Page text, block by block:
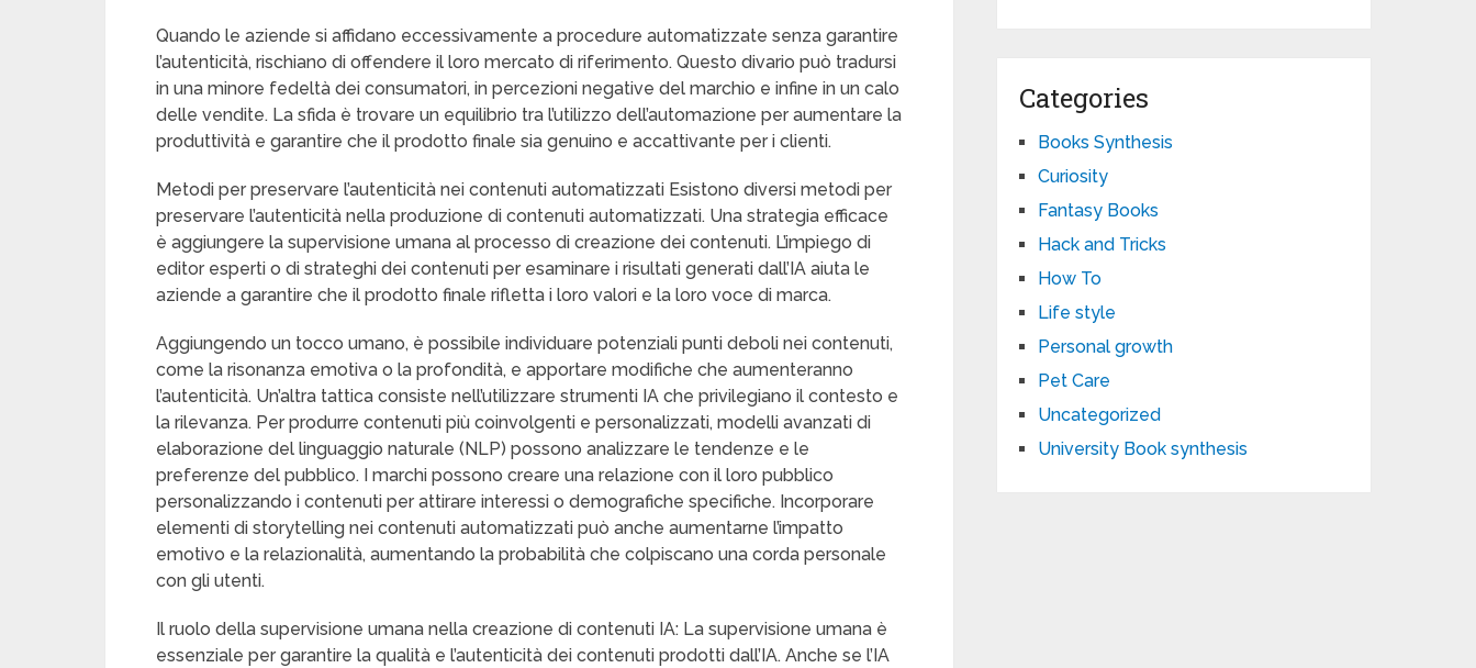
Quando le aziende si affidano eccessivamente a procedure automatizzate senza garantire
l’autenticità, rischiano di offendere il loro mercato di riferimento. Questo divario può tradursi
in una minore fedeltà dei consumatori, in percezioni negative del marchio e infine in un calo
delle vendite. La sfida è trovare un equilibrio tra l’utilizzo dell’automazione per aumentare la
produttività e garantire che il prodotto finale sia genuino e accattivante per i clienti.
Metodi per preservare l’autenticità nei contenuti automatizzati Esistono diversi metodi per
preservare l’autenticità nella produzione di contenuti automatizzati. Una strategia efficace
è aggiungere la supervisione umana al processo di creazione dei contenuti. L’impiego di
editor esperti o di strateghi dei contenuti per esaminare i risultati generati dall’IA aiuta le
aziende a garantire che il prodotto finale rifletta i loro valori e la loro voce di marca.
Aggiungendo un tocco umano, è possibile individuare potenziali punti deboli nei contenuti,
come la risonanza emotiva o la profondità, e apportare modifiche che aumenteranno
l’autenticità. Un’altra tattica consiste nell’utilizzare strumenti IA che privilegiano il contesto e
la rilevanza. Per produrre contenuti più coinvolgenti e personalizzati, modelli avanzati di
elaborazione del linguaggio naturale (NLP) possono analizzare le tendenze e le
preferenze del pubblico. I marchi possono creare una relazione con il loro pubblico
personalizzando i contenuti per attirare interessi o demografiche specifiche. Incorporare
elementi di storytelling nei contenuti automatizzati può anche aumentarne l’impatto
emotivo e la relazionalità, aumentando la probabilità che colpiscano una corda personale
con gli utenti.
Il ruolo della supervisione umana nella creazione di contenuti IA: La supervisione umana è
essenziale per garantire la qualità e l’autenticità dei contenuti prodotti dall’IA. Anche se l’IA
Categories
Books Synthesis
Curiosity
Fantasy Books
Hack and Tricks
How To
Life style
Personal growth
Pet Care
Uncategorized
University Book synthesis